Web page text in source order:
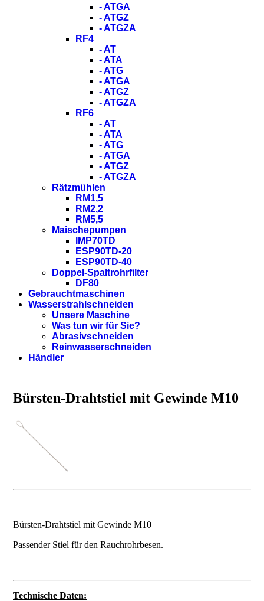
- ATGA
- ATGZ
- ATGZA
RF4
- AT
- ATA
- ATG
- ATGA
- ATGZ
- ATGZA
RF6
- AT
- ATA
- ATG
- ATGA
- ATGZ
- ATGZA
Rätzmühlen
RM1,5
RM2,2
RM5,5
Maischepumpen
IMP70TD
ESP90TD-20
ESP90TD-40
Doppel-Spaltrohrfilter
DF80
Gebrauchtmaschinen
Wasserstrahlschneiden
Unsere Maschine
Was tun wir für Sie?
Abrasivschneiden
Reinwasserschneiden
Händler
Bürsten-Drahtstiel mit Gewinde M10
Bürsten-Drahtstiel mit Gewinde M10
Passender Stiel für den Rauchrohrbesen.
Technische Daten: